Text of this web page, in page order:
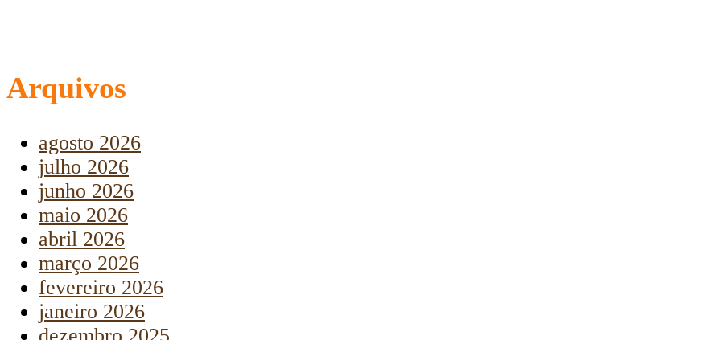
Arquivos
agosto 2026
julho 2026
junho 2026
maio 2026
abril 2026
março 2026
fevereiro 2026
janeiro 2026